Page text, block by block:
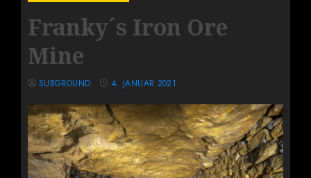
Franky´s Iron Ore
Mine
SUBGROUND 4. JANUAR 2021